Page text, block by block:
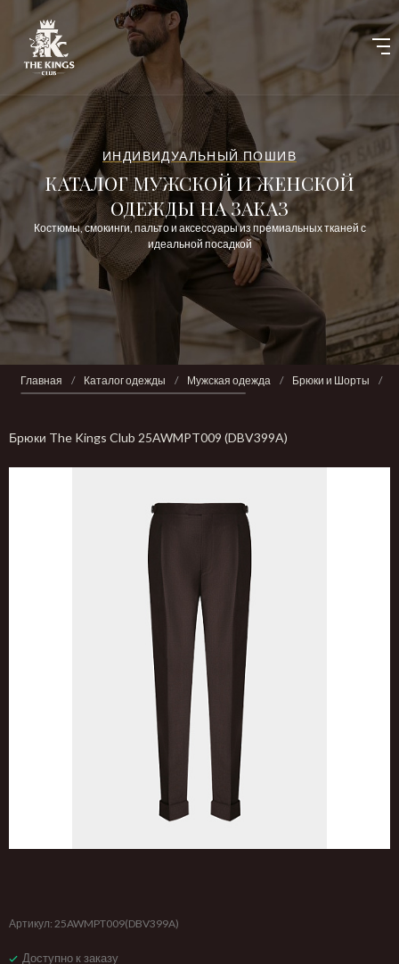
ИНДИВИДУАЛЬНЫЙ ПОШИВ
КАТАЛОГ МУЖСКОЙ И ЖЕНСКОЙ
ОДЕЖДЫ НА ЗАКАЗ
Костюмы, смокинги, пальто и аксессуары из премиальных тканей с
идеальной посадкой
Главная / Каталог одежды / Мужская одежда / Брюки и Шорты /
Брюки The Kings Club 25AWMPT009 (DBV399A)
Артикул: 25AWMPT009(DBV399A)
Доступно к заказу